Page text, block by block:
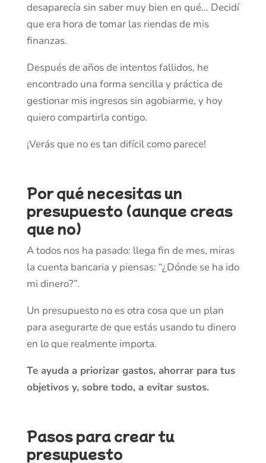
desaparecía sin saber muy bien en qué… Decidí
que era hora de tomar las riendas de mis
finanzas.
Después de años de intentos fallidos, he
encontrado una forma sencilla y práctica de
gestionar mis ingresos sin agobiarme, y hoy
quiero compartirla contigo.
¡Verás que no es tan difícil como parece!
Por qué necesitas un
presupuesto (aunque creas
que no)
A todos nos ha pasado: llega fin de mes, miras
la cuenta bancaria y piensas: “¿Dónde se ha ido
mi dinero?”.
Un presupuesto no es otra cosa que un plan
para asegurarte de que estás usando tu dinero
en lo que realmente importa.
Te ayuda a priorizar gastos, ahorrar para tus
objetivos y, sobre todo, a evitar sustos.
Pasos para crear tu
presupuesto